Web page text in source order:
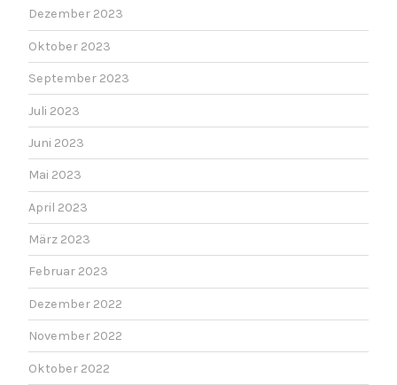
Dezember 2023
Oktober 2023
September 2023
Juli 2023
Juni 2023
Mai 2023
April 2023
März 2023
Februar 2023
Dezember 2022
November 2022
Oktober 2022